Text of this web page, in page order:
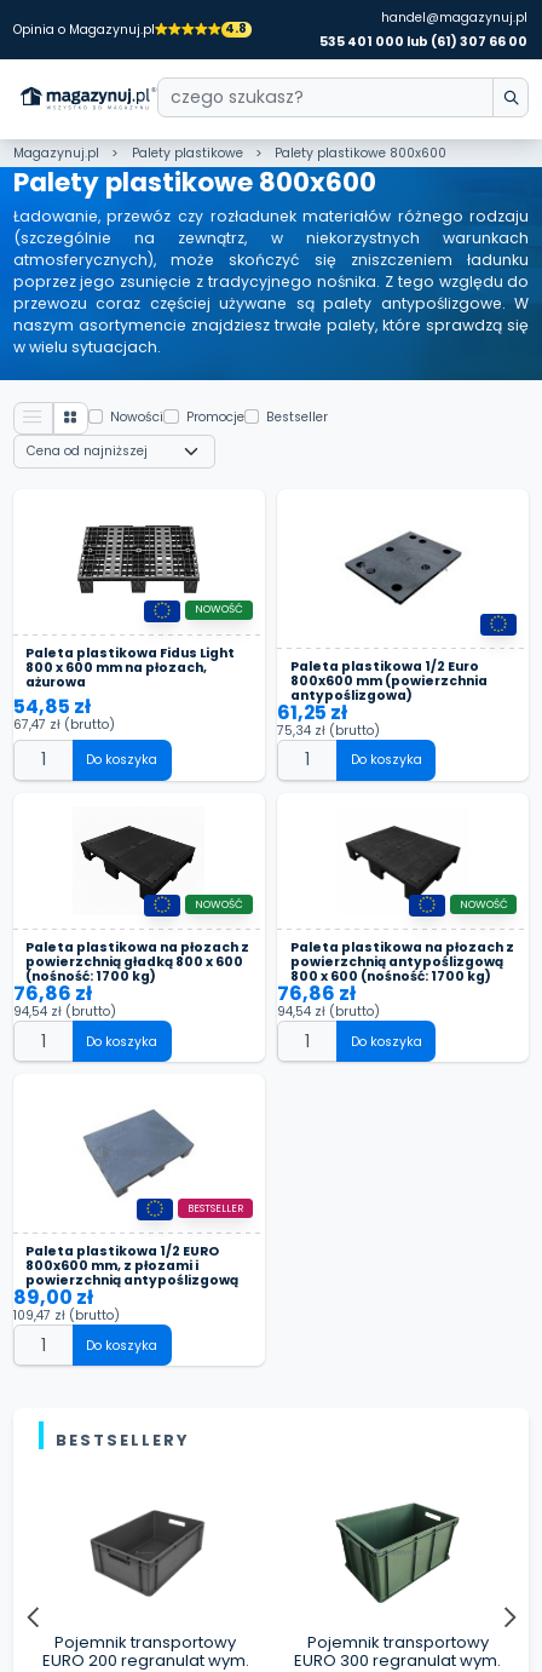
Opinia o Magazynuj.pl 4.8
handel@magazynuj.pl
535 401 000 lub (61) 307 66 00
Magazynuj.pl Palety plastikowe Palety plastikowe 800x600
Palety plastikowe 800x600
Ładowanie, przewóz czy rozładunek materiałów różnego rodzaju
(szczególnie na zewnątrz, w niekorzystnych warunkach
atmosferycznych), może skończyć się zniszczeniem ładunku
poprzez jego zsunięcie z tradycyjnego nośnika. Z tego względu do
przewozu coraz częściej używane są palety antypoślizgowe. W
naszym asortymencie znajdziesz trwałe palety, które sprawdzą się
w wielu sytuacjach.
Nowości Promocje Bestseller
Paleta plastikowa Fidus Light
800 x 600 mm na płozach,
ażurowa
NOWOŚĆ
54,85 zł
67,47 zł (brutto)
Do koszyka
Paleta plastikowa 1/2 Euro
800x600 mm (powierzchnia
antypoślizgowa)
61,25 zł
75,34 zł (brutto)
Do koszyka
Paleta plastikowa na płozach z
powierzchnią gładką 800 x 600
(nośność: 1700 kg)
NOWOŚĆ
76,86 zł
94,54 zł (brutto)
Do koszyka
Paleta plastikowa na płozach z
powierzchnią antypoślizgową
800 x 600 (nośność: 1700 kg)
NOWOŚĆ
76,86 zł
94,54 zł (brutto)
Do koszyka
Paleta plastikowa 1/2 EURO
800x600 mm, z płozami i
powierzchnią antypoślizgową
BESTSELLER
89,00 zł
109,47 zł (brutto)
Do koszyka